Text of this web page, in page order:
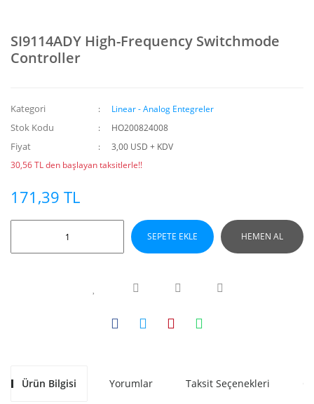
SI9114ADY High-Frequency Switchmode
Controller
Kategori Linear - Analog Entegreler
Stok Kodu HO200824008
Fiyat
3,00 USD + KDV
30,56 TL den başlayan taksitlerle!!
171,39 TL
SEPETE EKLE HEMEN AL
Ürün Bilgisi Yorumlar Taksit Seçenekleri